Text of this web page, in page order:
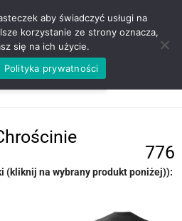
TEL. 600 352 938
776
(kliknij na wybrany produkt poniżej)):
aby świadczyć usługi na
korzystanie ze strony oznacza,
się na ich użycie.
Polityka prywatności